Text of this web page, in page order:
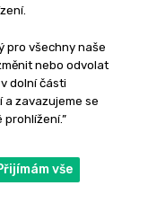
pro všechny naše
nebo odvolat
dolní části
a zavazujeme se
vše